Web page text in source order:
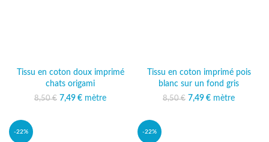
Tissu en coton doux imprimé
chats origami
8,50€ Le prix initial était :
7,49 € Le prix actuel
mètre
Tissu en coton imprimé pois
blanc sur un fond gris
8,50€ Le prix initial était :
7,49 € Le prix actuel
mètre
-22% -22%